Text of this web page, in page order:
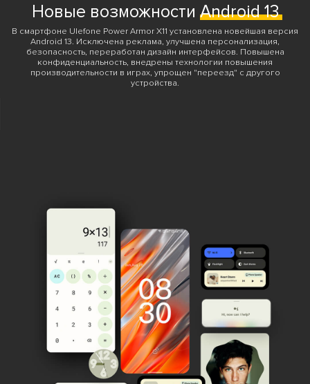
Новые возможности Android 13
В смартфоне Ulefone Power Armor X11 установлена новейшая версия
Android 13. Исключена реклама, улучшена персонализация,
безопасность, переработан дизайн интерфейсов. Повышена
конфиденциальность, внедрены технологии повышения
производительности в играх, упрощен "переезд" с другого
устройства.